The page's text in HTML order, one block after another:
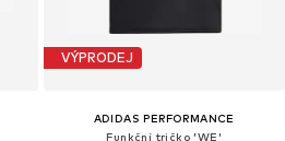
VÝPRODEJ
ADIDAS PERFORMANCE
Funkční tričko 'WE'